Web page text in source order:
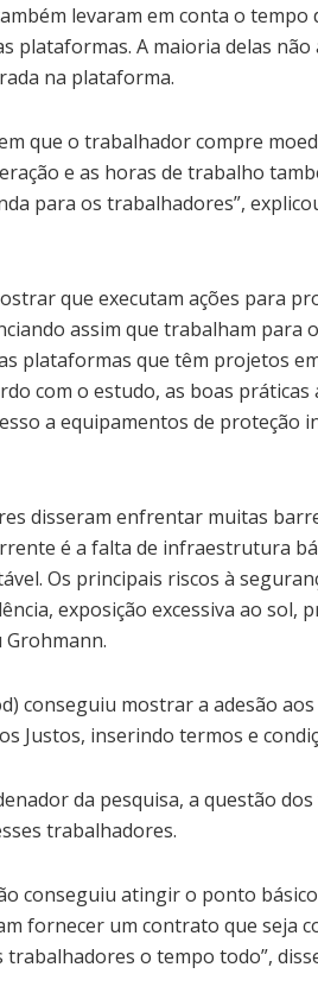
levaram em conta o
plataformas. A maioria delas
na plataforma.
que o trabalhador compre
e as horas de trabalho
para os trabalhadores”,
que executam ações para
assim que trabalham para
plataformas que têm projetos
com o estudo, as boas
a equipamentos de proteção
disseram enfrentar muitas
é a falta de infraestrutura
Os principais riscos à
exposição excessiva ao sol,
conseguiu mostrar a adesão
Justos, inserindo termos e
da pesquisa, a questão
trabalhadores.
conseguiu atingir o ponto
fornecer um contrato que seja
trabalhadores o tempo todo”,